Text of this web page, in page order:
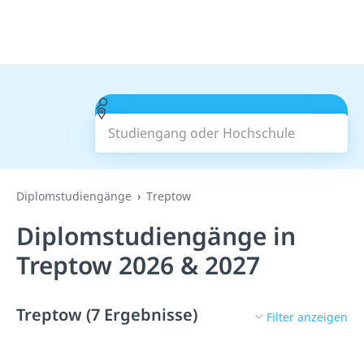
Studiengang oder Hochschule
Suchen
Diplomstudiengänge Treptow
Diplomstudiengänge in
Treptow 2026 & 2027
Treptow (7 Ergebnisse) Filter anzeigen